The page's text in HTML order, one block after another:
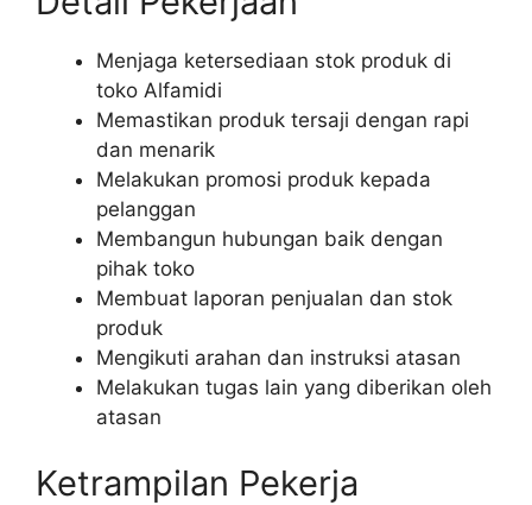
Menjaga ketersediaan stok produk di
toko Alfamidi
Memastikan produk tersaji dengan rapi
dan menarik
Melakukan promosi produk kepada
pelanggan
Membangun hubungan baik dengan
pihak toko
Membuat laporan penjualan dan stok
produk
Mengikuti arahan dan instruksi atasan
Melakukan tugas lain yang diberikan oleh
atasan
Ketrampilan Pekerja